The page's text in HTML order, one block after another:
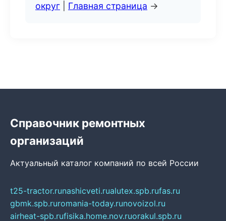
округ
Главная страница →
Справочник ремонтных
организаций
Актуальный каталог компаний по всей России
t25-tractor.runashicveti.rualutex.spb.rufas.ru
gbmk.spb.ruromania-today.runovoizol.ru
airheat-spb.rufisika.home.nov.ruorakul.spb.ru